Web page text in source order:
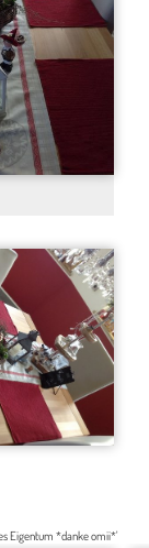
Eigentum *danke omii*'